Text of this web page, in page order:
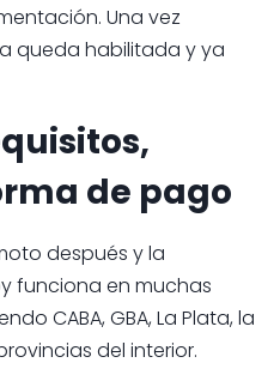
Una vez
queda habilitada y ya
de pago
después y la
funciona en muchas
CABA, GBA, La Plata, la
del interior.